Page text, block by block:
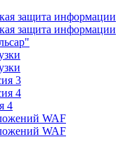
защита информации
защита информации
3
4
4
WAF
WAF